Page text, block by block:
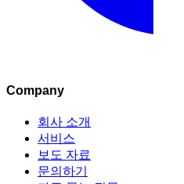
Company
회사 소개
서비스
보도 자료
문의하기